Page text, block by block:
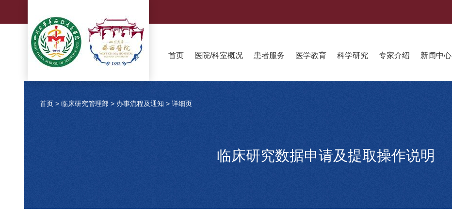
首页 医院/科室概况 患者服务 医学教育 科学研究 专家介绍 新闻中心
首页 > 临床研究管理部 > 办事流程及通知 > 详细页
临床研究数据申请及提取操作说明